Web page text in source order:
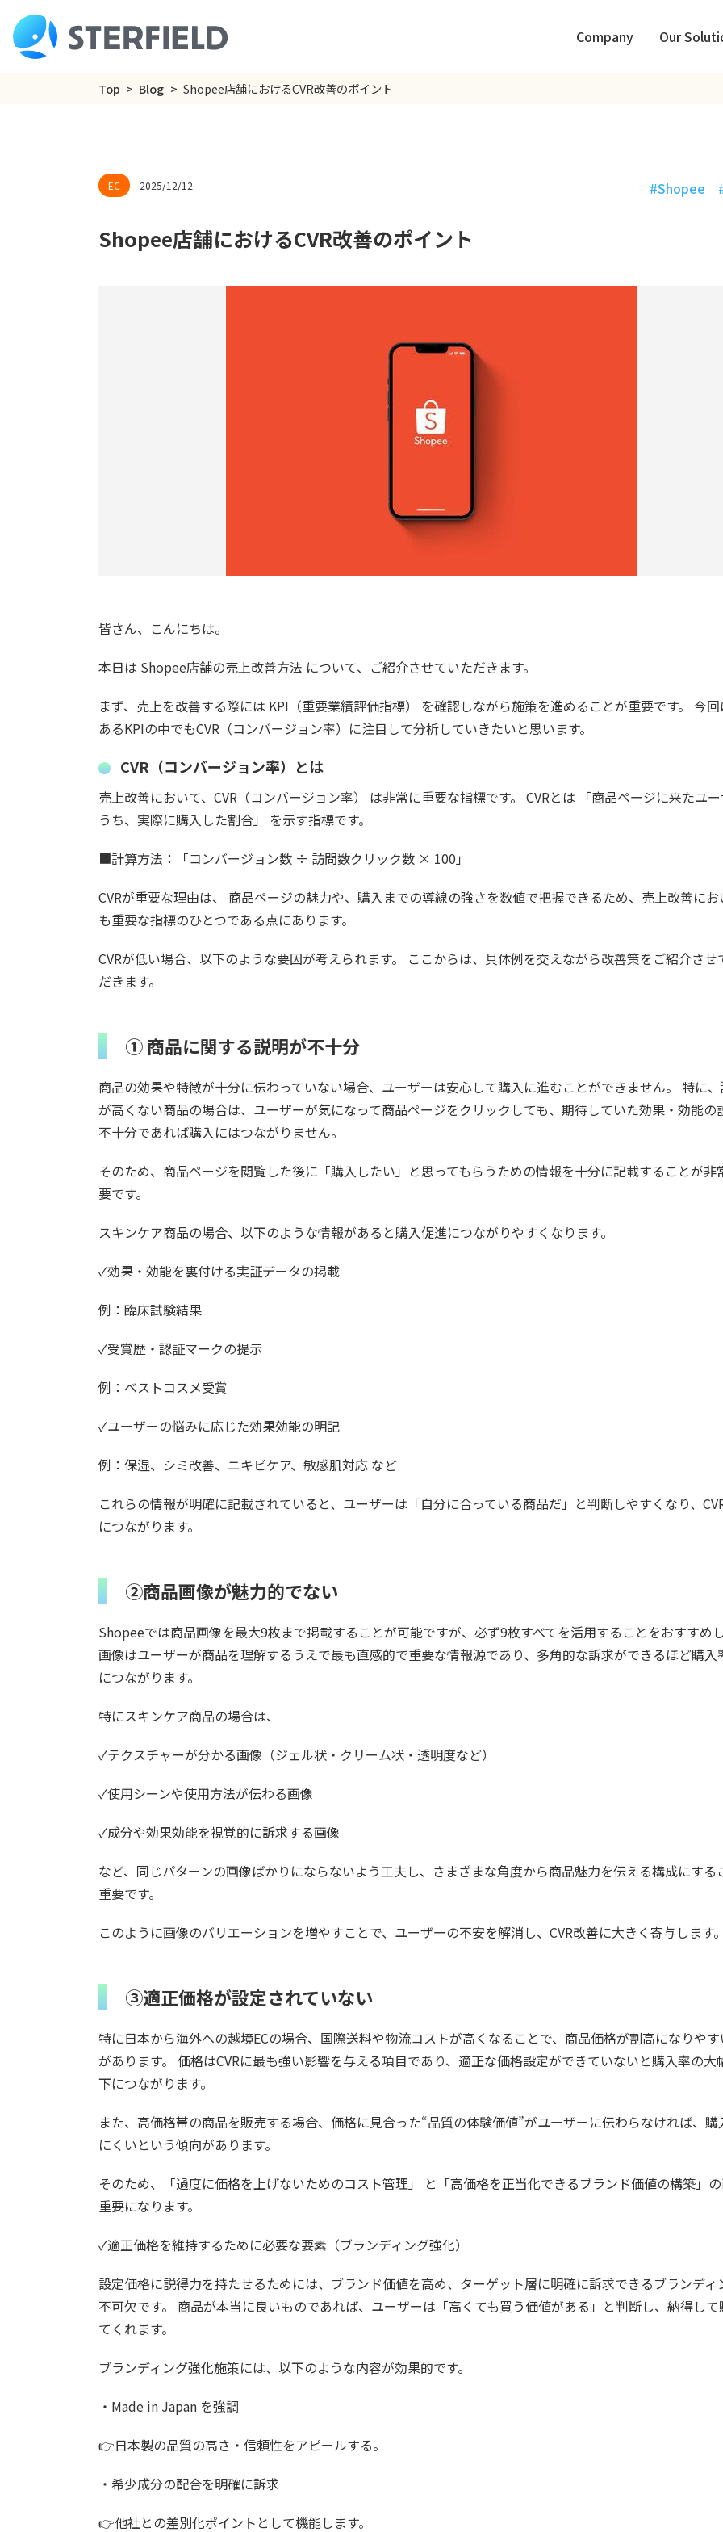
Company Our
Top Blog Shopee店舗におけるCVR改善のポイント
2025/12/12 Shopee
Shopee店舗におけるCVR改善のポイント
皆さん、こんにちは。
本日は Shopee店舗の売上改善方法 について、ご紹介させていただきます。
まず、売上を改善する際には KPI（重要業績評価指標） を確認しながら施策を進めることが重要です。 今
あるKPIの中でもCVR（コンバージョン率）に注目して分析していきたいと思います。
CVR（コンバージョン率）とは
売上改善において、CVR（コンバージョン率） は非常に重要な指標です。 CVRとは 「商品ページに来たユ
うち、実際に購入した割合」 を示す指標です。
■計算方法：「コンバージョン数 ÷ 訪問数クリック数 × 100」
CVRが重要な理由は、 商品ページの魅力や、購入までの導線の強さを数値で把握できるため、売上改善にお
も重要な指標のひとつである点にあります。
CVRが低い場合、以下のような要因が考えられます。 ここからは、具体例を交えながら改善策をご紹介させ
だきます。
① 商品に関する説明が不十分
商品の効果や特徴が十分に伝わっていない場合、ユーザーは安心して購入に進むことができません。 特に
が高くない商品の場合は、ユーザーが気になって商品ページをクリックしても、期待していた効果・効能の
不十分であれば購入にはつながりません。
そのため、商品ページを閲覧した後に「購入したい」と思ってもらうための情報を十分に記載することが非
要です。
スキンケア商品の場合、以下のような情報があると購入促進につながりやすくなります。
✓効果・効能を裏付ける実証データの掲載
例：臨床試験結果
✓受賞歴・認証マークの提示
例：ベストコスメ受賞
✓ユーザーの悩みに応じた効果効能の明記
例：保湿、シミ改善、ニキビケア、敏感肌対応 など
これらの情報が明確に記載されていると、ユーザーは「自分に合っている商品だ」と判断しやすくなり、
につながります。
②商品画像が魅力的でない
Shopeeでは商品画像を最大9枚まで掲載することが可能ですが、必ず9枚すべてを活用することをおすすめし
画像はユーザーが商品を理解するうえで最も直感的で重要な情報源であり、多角的な訴求ができるほど購入
につながります。
特にスキンケア商品の場合は、
✓テクスチャーが分かる画像（ジェル状・クリーム状・透明度など）
✓使用シーンや使用方法が伝わる画像
✓成分や効果効能を視覚的に訴求する画像
など、同じパターンの画像ばかりにならないよう工夫し、さまざまな角度から商品魅力を伝える構成にする
重要です。
このように画像のバリエーションを増やすことで、ユーザーの不安を解消し、CVR改善に大きく寄与します。
③適正価格が設定されていない
特に日本から海外への越境ECの場合、国際送料や物流コストが高くなることで、商品価格が割高になりや
があります。 価格はCVRに最も強い影響を与える項目であり、適正な価格設定ができていないと購入率の大
下につながります。
また、高価格帯の商品を販売する場合、価格に見合った“品質の体験価値”がユーザーに伝わらなければ、購
にくいという傾向があります。
そのため、「過度に価格を上げないためのコスト管理」 と「高価格を正当化できるブランド価値の構築」
重要になります。
✓適正価格を維持するために必要な要素（ブランディング強化）
設定価格に説得力を持たせるためには、ブランド価値を高め、ターゲット層に明確に訴求できるブランディ
不可欠です。 商品が本当に良いものであれば、ユーザーは「高くても買う価値がある」と判断し、納得して
てくれます。
ブランディング強化施策には、以下のような内容が効果的です。
・Made in Japan を強調
👉日本製の品質の高さ・信頼性をアピールする。
・希少成分の配合を明確に訴求
👉他社との差別化ポイントとして機能します。